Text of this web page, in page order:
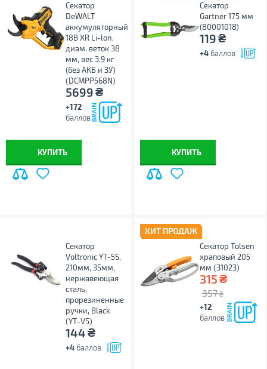
Секатор
DeWALT
аккумуляторный
18В XR Li-lon,
диам. веток 38
мм, вес 3.9 кг
(без АКБ и ЗУ)
(DCMPP568N)
5699₴
+172
баллов
КУПИТЬ
Секатор
Gartner 175 мм
(80001018)
119₴
+4 баллов
КУПИТЬ
Секатор
Voltronic YT-5S,
210мм, 35мм,
нержавеющая
сталь,
прорезиненные
ручки, Black
(YT-V5)
144₴
+4 баллов
ХИТ ПРОДАЖ
Секатор Tolsen
храповый 205
мм (31023)
315₴
357 ₴
+12
баллов